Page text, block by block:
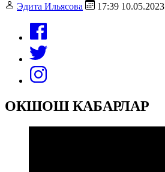
Эдита Ильясова 17:39 10.05.2023
ОКШОШ КАБАРЛАР